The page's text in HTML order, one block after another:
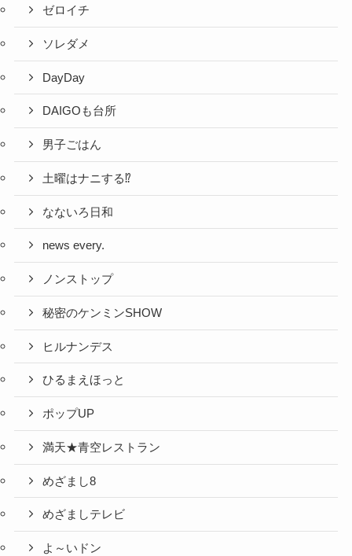
ゼロイチ
ソレダメ
DayDay
DAIGOも台所
男子ごはん
土曜はナニする⁉
なないろ日和
news every.
ノンストップ
秘密のケンミンSHOW
ヒルナンデス
ひるまえほっと
ポップUP
満天★青空レストラン
めざまし8
めざましテレビ
よ～いドン